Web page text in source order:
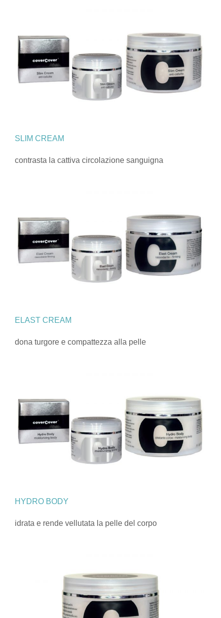
SLIM CREAM
contrasta la cattiva circolazione sanguigna
ELAST CREAM
dona turgore e compattezza alla pelle
HYDRO BODY
idrata e rende vellutata la pelle del corpo